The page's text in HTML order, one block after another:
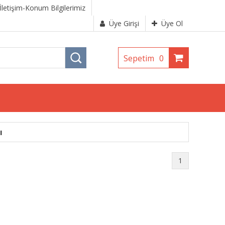
İletişim-Konum Bilgilerimiz
Üye Girişi
Üye Ol
Sepetim 0
1